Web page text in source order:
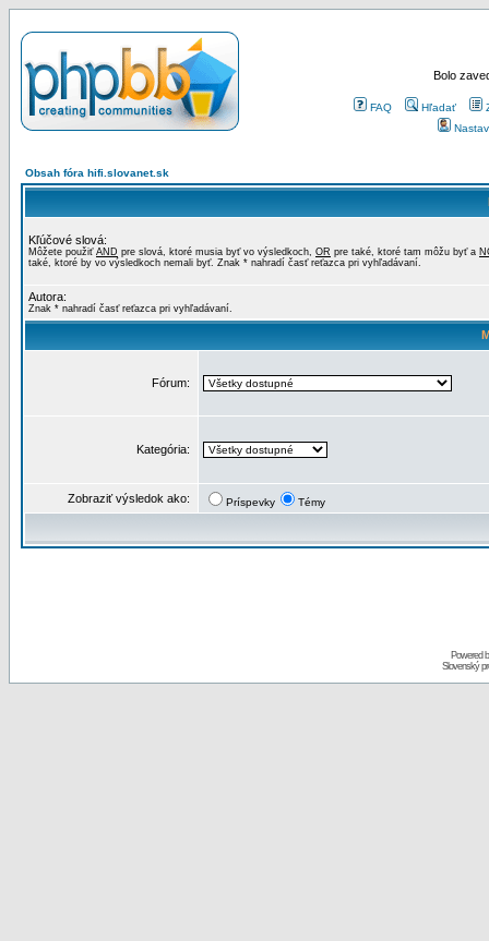
Bolo
FAQ Hľadať
Obsah fóra hifi.slovanet.sk
Kľúčové slová:
Môžete použiť AND pre slová, ktoré musia byť vo výsledkoch, OR pre také, ktoré tam môžu byť a
také, ktoré by vo výsledkoch nemali byť. Znak * nahradí časť reťazca pri vyhľadávaní.
Autora:
Znak * nahradí časť reťazca pri vyhľadávaní.
Fórum:
Kategória:
Zobraziť výsledok ako: Príspevky Témy
Powered
Slovenský